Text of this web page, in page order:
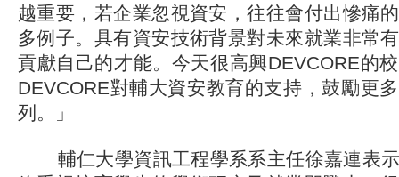
越重要，若企業忽視資安，往往會付出慘痛
多例子。具有資安技術背景對未來就業非常
貢獻自己的才能。今天很高興DEVCORE的
DEVCORE對輔大資安教育的支持，鼓勵更
列。」
輔仁大學資訊工程學系系主任徐嘉連表示